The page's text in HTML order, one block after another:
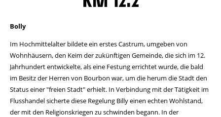
Bolly
Im Hochmittelalter bildete ein erstes Castrum, umgeben von
Wohnhäusern, den Keim der zukünftigen Gemeinde, die sich im 12.
Jahrhundert entwickelte, als eine Festung errichtet wurde, die bald
im Besitz der Herren von Bourbon war, um die herum die Stadt den
Status einer "freien Stadt" erhielt. In Verbindung mit der Tätigkeit im
Flusshandel sicherte diese Regelung Billy einen echten Wohlstand,
der mit den Religionskriegen zu schwinden begann. In der